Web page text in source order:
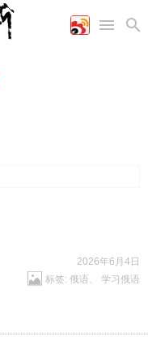
2026年6月4日
标签: 俄语、 学习俄语